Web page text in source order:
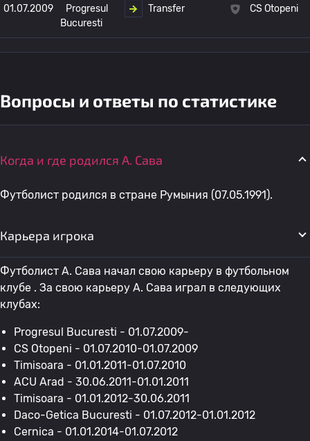
01.07.2009
Progresul
Bucuresti
Transfer CS Otopeni
Вопросы и ответы по статистике
Когда и где родился А. Сава
Футболист родился в стране Румыния (07.05.1991).
Карьера игрока
Футболист А. Сава начал свою карьеру в футбольном
клубе . За свою карьеру А. Сава играл в следующих
клубах:
Progresul Bucuresti - 01.07.2009-
CS Otopeni - 01.07.2010-01.07.2009
Timisoara - 01.01.2011-01.07.2010
ACU Arad - 30.06.2011-01.01.2011
Timisoara - 01.01.2012-30.06.2011
Daco-Getica Bucuresti - 01.07.2012-01.01.2012
Cernica - 01.01.2014-01.07.2012